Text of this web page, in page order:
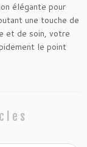
élégante pour
une touche de
et de soin, votre
le point